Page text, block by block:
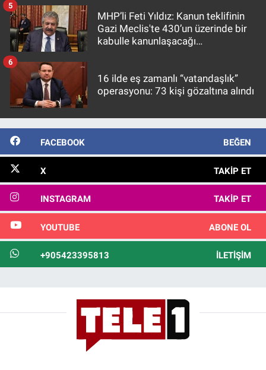
MHP’li Feti Yıldız: Kanun teklifinin
Gazi Meclis'te 430’un üzerinde bir
kabulle kanunlaşacağı
5
16 ilde eş zamanlı “vatandaşlık”
operasyonu: 73 kişi gözaltına alındı
6
FACEBOOK BEĞEN
X TAKIP ET
INSTAGRAM TAKIP ET
YOUTUBE ABONE OL
+905423395813 İLETIŞIM